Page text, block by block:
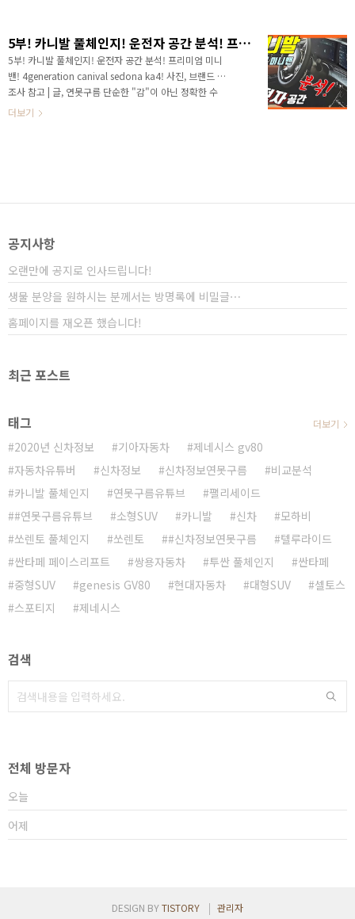
을 전달해 드렸습니다. 올해 상반기 주인공이 쏘렌토였
는데, 하반기의 주인공은 카니발이라고 할 수 있습니다.
카니발이 주인공이라는 것은 당연한 것이겠죠? 카니발
은 기아차 전에서도 가장 많이 판매가 되는 차량입니다.
여러분 아시나요? 그럼 현대차에서 어떤 차량이 가장 많
이 팔릴까요? 이런 질문을 드리면 쏘나타라고 말..
5부! 카니발 풀체인지! 운전자 공간 분석! 프리미엄 미니밴! 4generation canival sedona ka4!
5부! 카니발 풀체인지! 운전자 공간 분석! 프리미엄 미니
밴! 4generation canival sedona ka4! 사진, 브랜드 제
조사 참고 | 글, 연못구름 단순한 "감"이 아닌 정확한 수
치자료를 통해서 비교 분석 자료를 제시하는 연못구름입
영상으로 소식을 전달해 드리게 되었는데, 불과 2주 전만
장막 차량 수준이라..
더보기
공지사항
오랜만에 공지로 인사드립니다!
생물 분양을 원하시는 분께서는 방명록에 비밀글⋯
홈페이지를 재오픈 했습니다!
최근 포스트
태그
2020년 신차정보 기아자동차
제네시스 gv80
자동차유튜버
신차정보 신차정보연못구름
비교분석
카니발 풀체인지
연못구름유튜브
팰리세이드
#연못구름유튜브
소형SUV 카니발 신차
모하비
쏘렌토 풀체인지
쏘렌토 #신차정보연못구름
텔루라이드
싼타페 페이스리프트
쌍용자동차 투싼 풀체인지
싼타페
중형SUV
genesis GV80 현대자동차 대형SUV
셀토스
스포티지
제네시스
더보기
검색
전체 방문자
오늘
어제
DESIGN BYTISTORY 관리자